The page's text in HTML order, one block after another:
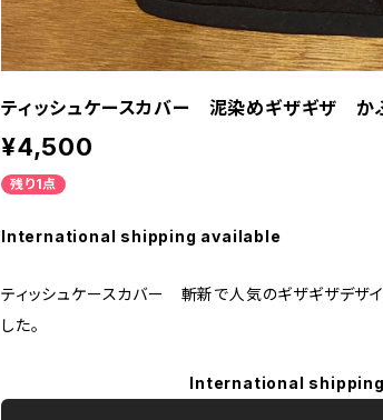
ティッシュケースカバー 泥染めギザギザ か
¥4,500
残り1点
International shipping available
ティッシュケースカバー 斬新で人気のギザギザデザ
した。
International